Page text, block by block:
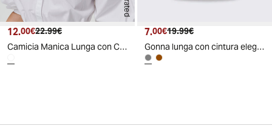
Prezzo attuale
12.00€ Prezzo originale
22.99€
Camicia Manica Lunga con Cintura - Bianco
Prezzo attuale
7.00€ Prezzo originale
19.99€
Gonna lunga con cintura elegante e versatile - Grigio fango